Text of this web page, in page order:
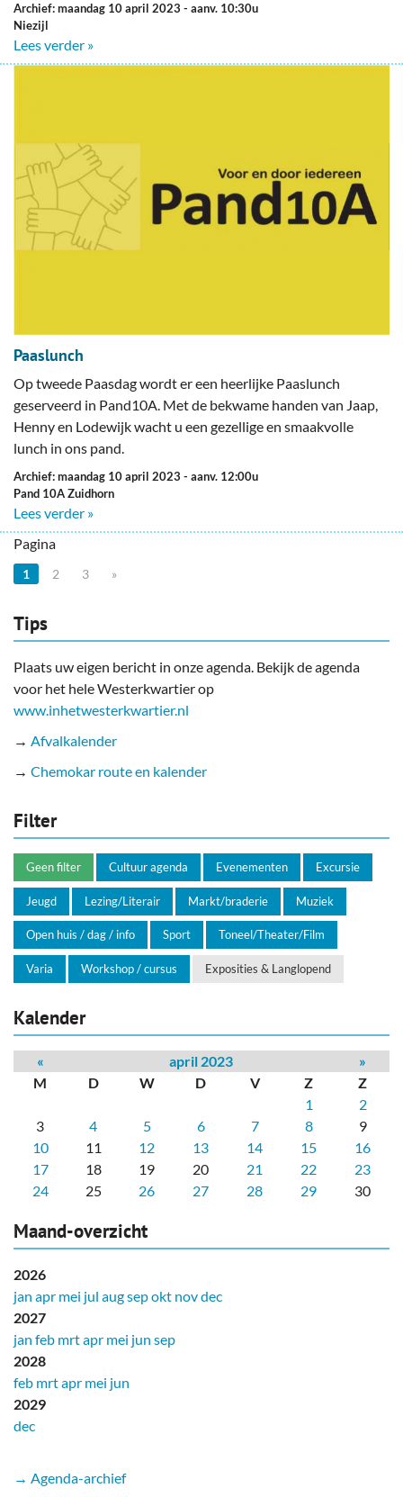
Archief: maandag 10 april 2023 - aanv. 10:30u
Niezijl
Lees verder »
Paaslunch
Op tweede Paasdag wordt er een heerlijke Paaslunch
geserveerd in Pand10A. Met de bekwame handen van Jaap,
Henny en Lodewijk wacht u een gezellige en smaakvolle
lunch in ons pand.
Archief: maandag 10 april 2023 - aanv. 12:00u
Pand 10A Zuidhorn
Lees verder »
Pagina
1 2 3 »
Tips
Plaats uw eigen bericht in onze agenda. Bekijk de agenda
voor het hele Westerkwartier op
www.inhetwesterkwartier.nl
→ Afvalkalender
→ Chemokar route en kalender
Filter
Geen filter Cultuur agenda Evenementen Excursie
Jeugd Lezing/Literair Markt/braderie Muziek
Open huis / dag / info Sport Toneel/Theater/Film
Varia Workshop / cursus Exposities & Langlopend
Kalender
« april 2023
»
M
D W D V Z
Z
1
2
3
4 5 6 7 8
9
10
11 12 13 14 15
16
17
18 19 20 21 22
23
24
25 26 27 28 29 30
Maand-overzicht
2026
jan apr mei jul augsepokt novdec
2027
jan feb mrtapr mei jun sep
2028
feb mrtapr mei jun
2029
dec
→ Agenda-archief